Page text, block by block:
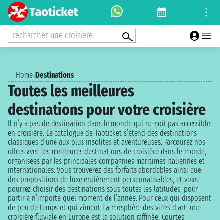
rechercher une croisiere
Home›Destinations
Toutes les meilleures
destinations pour votre croisière
Il n’y a pas de destination dans le monde qui ne soit pas accessible
en croisière. Le catalogue de Taoticket s’étend des destinations
classiques d’une aux plus insolites et aventureuses. Parcourez nos
offres avec les meilleures destinations de croisière dans le monde,
organisées par les principales compagnies maritimes italiennes et
internationales. Vous trouverez des forfaits abordables ainsi que
des propositions de luxe entièrement personnalisables, et vous
pourrez choisir des destinations sous toutes les latitudes, pour
partir à n’importe quel moment de l’année. Pour ceux qui disposent
de peu de temps et qui aiment l’atmosphère des villes d’art, une
croisière fluviale en Europe est la solution raffinée. Courtes